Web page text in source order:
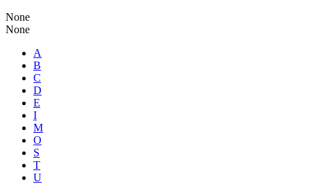
None
None
A
B
C
D
E
I
M
O
S
T
U